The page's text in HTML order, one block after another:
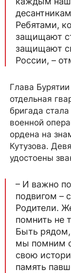
Ребятами,
защищают
защищают
России, –
Глава
отдельная
бригада
военной
ордена на
Кутузова.
удостоены
– И важно
подвигом –
Родители.
помнить не
Быть
мы помним
свою
память